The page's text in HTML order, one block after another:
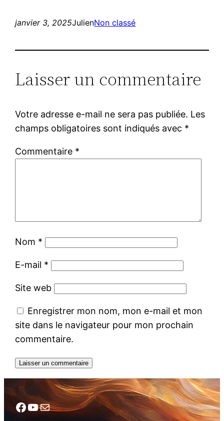
janvier 3, 2025JulienNon classé
Laisser un commentaire
Votre adresse e-mail ne sera pas publiée. Les
champs obligatoires sont indiqués avec *
Commentaire *
Nom *
E-mail *
Site web
Enregistrer mon nom, mon e-mail et mon
site dans le navigateur pour mon prochain
commentaire.
Facebook
YouTube
Mail